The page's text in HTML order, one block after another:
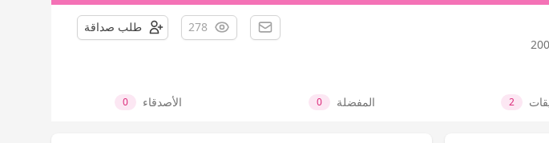
278 طلب صداقة
2 المفضلة 0 الأصدقاء 0